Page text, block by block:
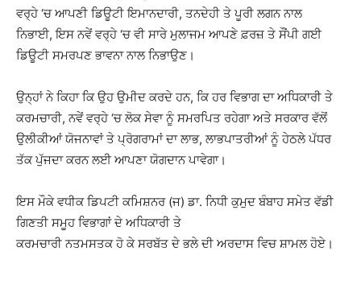
ਵਰ੍ਹੇ ‘ਚ ਆਪਣੀ ਡਿਊਟੀ ਇਮਾਨਦਾਰੀ, ਤਨਦੇਹੀ ਤੇ ਪੂਰੀ ਲਗਨ ਨਾਲ
ਨਿਭਾਈ, ਇਸ ਨਵੇਂ ਵਰ੍ਹੇ ‘ਚ ਵੀ ਸਾਰੇ ਮੁਲਾਜਮ ਆਪਣੇ ਫ਼ਰਜ਼ ਤੇ ਸੌਂਪੀ ਗਈ
ਡਿਊਟੀ ਸਮਰਪਣ ਭਾਵਨਾ ਨਾਲ ਨਿਭਾਉਣ।
ਉਨ੍ਹਾਂ ਨੇ ਕਿਹਾ ਕਿ ਉਹ ਉਮੀਦ ਕਰਦੇ ਹਨ, ਕਿ ਹਰ ਵਿਭਾਗ ਦਾ ਅਧਿਕਾਰੀ ਤੇ
ਕਰਮਚਾਰੀ, ਨਵੇਂ ਵਰ੍ਹੇ ‘ਚ ਲੋਕ ਸੇਵਾ ਨੂੰ ਸਮਰਪਿਤ ਰਹੇਗਾ ਅਤੇ ਸਰਕਾਰ ਵੱਲੋਂ
ਉਲੀਕੀਆਂ ਯੋਜਨਾਵਾਂ ਤੇ ਪ੍ਰੋਗਰਾਮਾਂ ਦਾ ਲਾਭ, ਲਾਭਪਾਤਰੀਆਂ ਨੂੰ ਹੇਠਲੇ ਪੱਧਰ
ਤੱਕ ਪੁੱਜਦਾ ਕਰਨ ਲਈ ਆਪਣਾ ਯੋਗਦਾਨ ਪਾਵੇਗਾ।
ਇਸ ਮੌਕੇ ਵਧੀਕ ਡਿਪਟੀ ਕਮਿਸ਼ਨਰ (ਜ) ਡਾ. ਨਿਧੀ ਕੁਮੁਦ ਬੰਬਾਹ ਸਮੇਤ ਵੱਡੀ
ਗਿਣਤੀ ਸਮੂਹ ਵਿਭਾਗਾਂ ਦੇ ਅਧਿਕਾਰੀ ਤੇ
ਕਰਮਚਾਰੀ ਨਤਮਸਤਕ ਹੋ ਕੇ ਸਰਬੱਤ ਦੇ ਭਲੇ ਦੀ ਅਰਦਾਸ ਵਿਚ ਸ਼ਾਮਲ ਹੋਏ।